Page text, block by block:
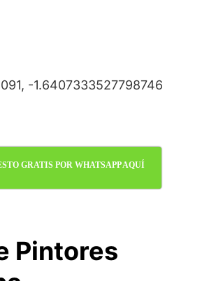
-1.6407333527798746
GRATIS POR WHATSAPP AQUÍ
Pintores